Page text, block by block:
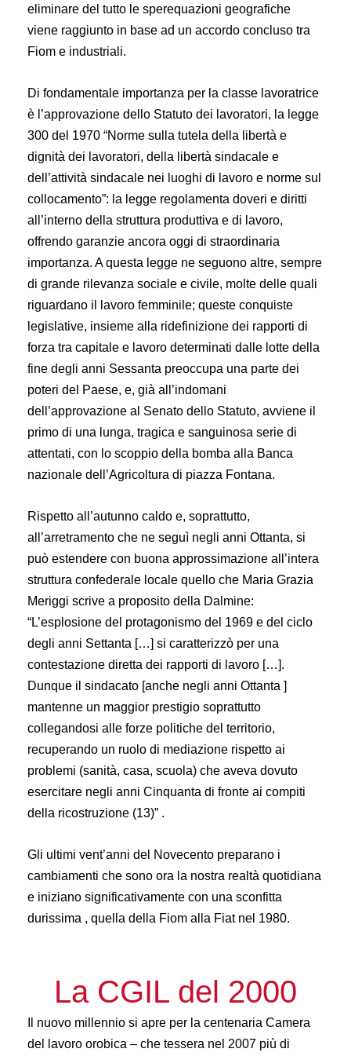
eliminare del tutto le sperequazioni geografiche
viene raggiunto in base ad un accordo concluso tra
Fiom e industriali.
Di fondamentale importanza per la classe lavoratrice
è l’approvazione dello Statuto dei lavoratori, la legge
300 del 1970 “Norme sulla tutela della libertà e
dignità dei lavoratori, della libertà sindacale e
dell’attività sindacale nei luoghi di lavoro e norme sul
collocamento”: la legge regolamenta doveri e diritti
all’interno della struttura produttiva e di lavoro,
offrendo garanzie ancora oggi di straordinaria
importanza. A questa legge ne seguono altre, sempre
di grande rilevanza sociale e civile, molte delle quali
riguardano il lavoro femminile; queste conquiste
legislative, insieme alla ridefinizione dei rapporti di
forza tra capitale e lavoro determinati dalle lotte della
fine degli anni Sessanta preoccupa una parte dei
poteri del Paese, e, già all’indomani
dell’approvazione al Senato dello Statuto, avviene il
primo di una lunga, tragica e sanguinosa serie di
attentati, con lo scoppio della bomba alla Banca
nazionale dell’Agricoltura di piazza Fontana.
Rispetto all’autunno caldo e, soprattutto,
all’arretramento che ne seguì negli anni Ottanta, si
può estendere con buona approssimazione all’intera
struttura confederale locale quello che Maria Grazia
Meriggi scrive a proposito della Dalmine:
“L’esplosione del protagonismo del 1969 e del ciclo
degli anni Settanta […] si caratterizzò per una
contestazione diretta dei rapporti di lavoro […].
Dunque il sindacato [anche negli anni Ottanta ]
mantenne un maggior prestigio soprattutto
collegandosi alle forze politiche del territorio,
recuperando un ruolo di mediazione rispetto ai
problemi (sanità, casa, scuola) che aveva dovuto
esercitare negli anni Cinquanta di fronte ai compiti
della ricostruzione (13)” .
Gli ultimi vent’anni del Novecento preparano i
cambiamenti che sono ora la nostra realtà quotidiana
e iniziano significativamente con una sconfitta
durissima , quella della Fiom alla Fiat nel 1980.
La CGIL del 2000
Il nuovo millennio si apre per la centenaria Camera
del lavoro orobica – che tessera nel 2007 più di